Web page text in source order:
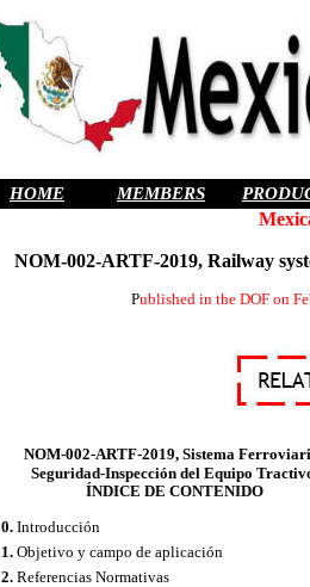
HOME MEMBERS
NOM-002-ARTF-2019, Railway
Published in the DOF on
NOM-002-ARTF-2019, Sistema
Seguridad-Inspección del Equipo
ÍNDICE DE CONTENIDO
0.Introducción
1.Objetivo y campo de aplicación
2.Referencias Normativas